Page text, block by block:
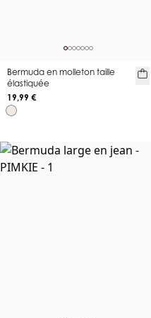
Bermuda en molleton taille
élastiquée
19,99 €